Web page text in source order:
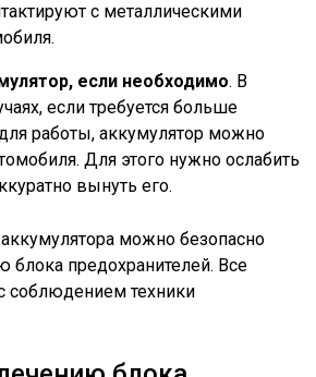
с металлическими
если необходимо. В
если требуется больше
работы, аккумулятор можно
Для этого нужно ослабить
вынуть его.
можно безопасно
блока предохранителей. Все
соблюдением техники